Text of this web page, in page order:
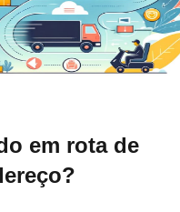
em rota de